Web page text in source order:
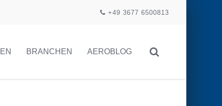
+49 3677 6500813
BRANCHEN AEROBLOG